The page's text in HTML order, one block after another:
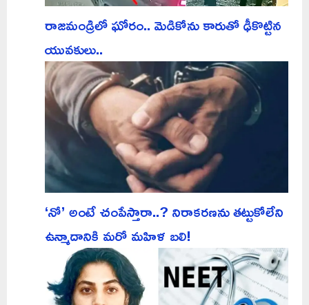
రాజమండ్రిలో ఘోరం.. మెడికోను కారుతో ఢీకొట్టిన
యువకులు..
‘నో’ అంటే చంపేస్తారా..? నిరాకరణను తట్టుకోలేని
ఉన్మాదానికి మరో మహిళ బలి!